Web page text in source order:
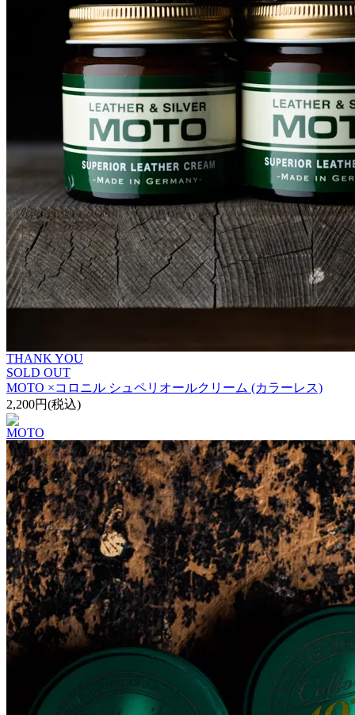
THANK YOU
SOLD OUT
MOTO ×コロニル シュペリオールクリーム (カラーレス)
2,200円(税込)
MOTO